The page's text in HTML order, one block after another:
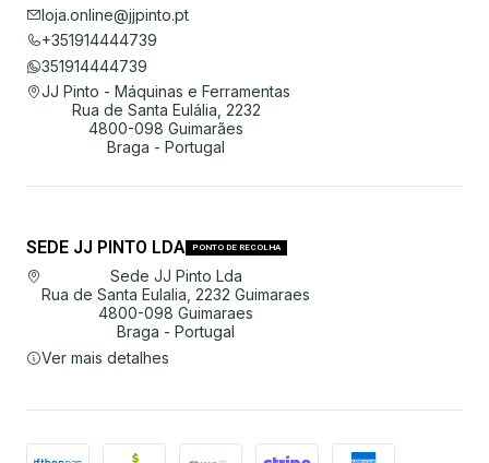
loja.online@jjpinto.pt
+351914444739
351914444739
JJ Pinto - Máquinas e Ferramentas
Rua de Santa Eulália, 2232
4800-098 Guimarães
Braga - Portugal
SEDE JJ PINTO LDA PONTO DE RECOLHA
Sede JJ Pinto Lda
Rua de Santa Eulalia, 2232 Guimaraes
4800-098 Guimaraes
Braga - Portugal
Ver mais detalhes